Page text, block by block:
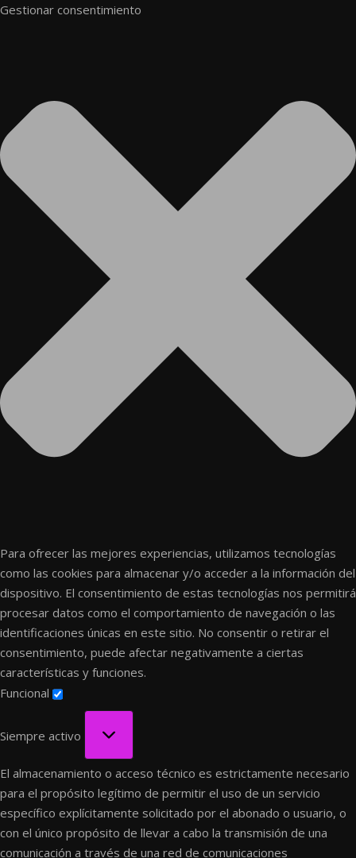
Gestionar consentimiento
Para ofrecer las mejores experiencias, utilizamos tecnologías
como las cookies para almacenar y/o acceder a la información del
dispositivo. El consentimiento de estas tecnologías nos permitirá
procesar datos como el comportamiento de navegación o las
identificaciones únicas en este sitio. No consentir o retirar el
consentimiento, puede afectar negativamente a ciertas
características y funciones.
Funcional
Siempre activo
El almacenamiento o acceso técnico es estrictamente necesario
para el propósito legítimo de permitir el uso de un servicio
específico explícitamente solicitado por el abonado o usuario, o
con el único propósito de llevar a cabo la transmisión de una
comunicación a través de una red de comunicaciones